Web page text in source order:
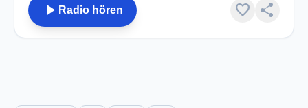
play_arrow Radio hören favorite share